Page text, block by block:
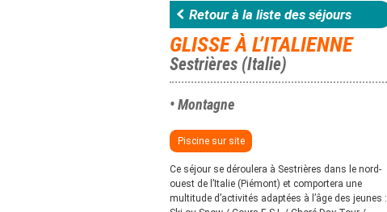
Retour à la liste des séjours
GLISSE À L’ITALIENNE
Sestrières (Italie)
• Montagne
Piscine sur site
Ce séjour se déroulera à Sestrières dans le nord-
ouest de l’Italie (Piémont) et comportera une
multitude d’activités adaptées à l’âge des jeunes :